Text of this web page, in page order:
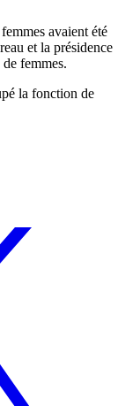
avaient été
et la présidence
femmes.
la fonction de